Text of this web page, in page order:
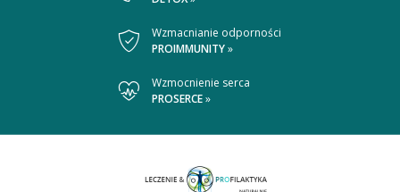
nas
Facebooku
Wzmacnianie odporności
PROIMMUNITY»
Wzmocnienie serca
PROSERCE»